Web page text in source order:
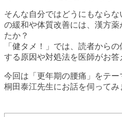
そんな自分ではどうにもなら
の緩和や体質改善には、漢方
たか？
「健タメ！」では、読者から
する原因や対処法を医師がお答
今回は「更年期の腰痛」をテ
桐田泰江先生にお話を伺って